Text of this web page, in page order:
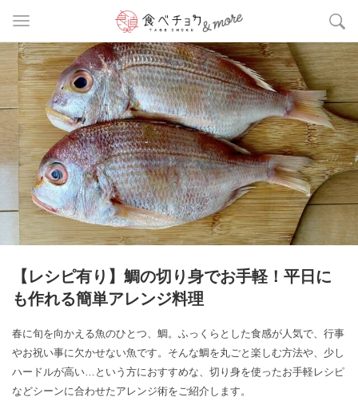
【レシピ有り】鯛の切り身でお手軽！平日に
も作れる簡単アレンジ料理
春に旬を向かえる魚のひとつ、鯛。ふっくらとした食感が人気で、行事
やお祝い事に欠かせない魚です。そんな鯛を丸ごと楽しむ方法や、少し
ハードルが高い…という方におすすめな、切り身を使ったお手軽レシピ
などシーンに合わせたアレンジ術をご紹介します。